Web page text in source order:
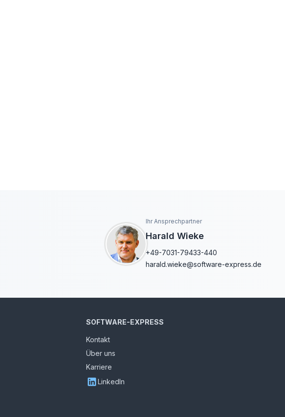
Ihr Ansprechpartner
Harald Wieke
+49-7031-79433-440
harald.wieke@software-express.de
SOFTWARE-EXPRESS
Kontakt
Über uns
Karriere
LinkedIn